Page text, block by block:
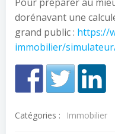
dorénavant une
grand public : https://
immobilier/
Catégories : Immobilier